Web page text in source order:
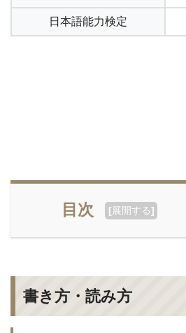
日本語能力検定
目次 [展開する]
書き方・読み方